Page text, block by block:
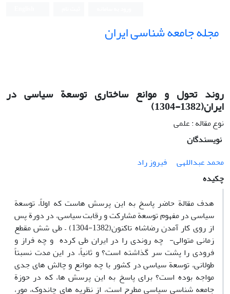
مجله جامعه شناسی ایران
روند تحول و موانع ساختاری توسعة سیاسی در
ایران(1382-1304)
نوع مقاله : علمی
نویسندگان
محمد عبداللهی
فیروز راد
چکیده
هدف مقالة حاضر پاسخ به این پرسش هاست که اولاً، توسعة
سیاسی در مفهوم توسعة مشارکت و رقابت سیاسی، در دورة پس
از روی کار آمدن رضاشاه تاکنون(1382-1304) – طی شش مقطع
زمانی متوالی- چه روندی را در ایران طی کرده و چه فراز و
فرودی را پشت سر گذاشته است؟ و ثانیاً، در این مدت نسبتاً
طولانی، توسعة سیاسی در کشور با چه موانع و چالش های جدی
مواجه بوده است؟ برای پاسخ به این پرسش ها، که در حوزة
جامعه شناسی سیاسی مطرح است، از نظریه های چاندوک، مور،